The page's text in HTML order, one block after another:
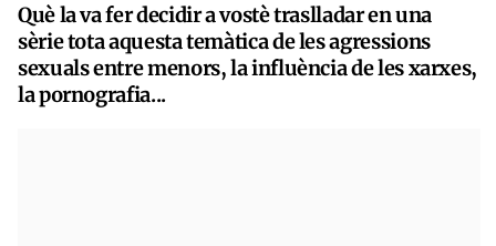
Què la va fer decidir a vostè traslladar en una
sèrie tota aquesta temàtica de les agressions
sexuals entre menors, la influència de les xarxes,
la pornografia...